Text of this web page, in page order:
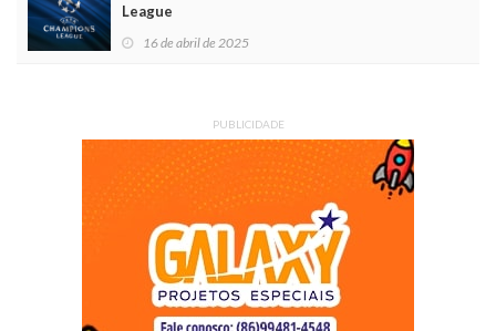
League
16 de abril de 2025
PUBLICIDADE